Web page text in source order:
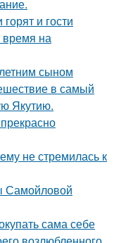
и гости
время на
сыном
в самый
Якутию.
не стремилась к
Самойловой
сама себе